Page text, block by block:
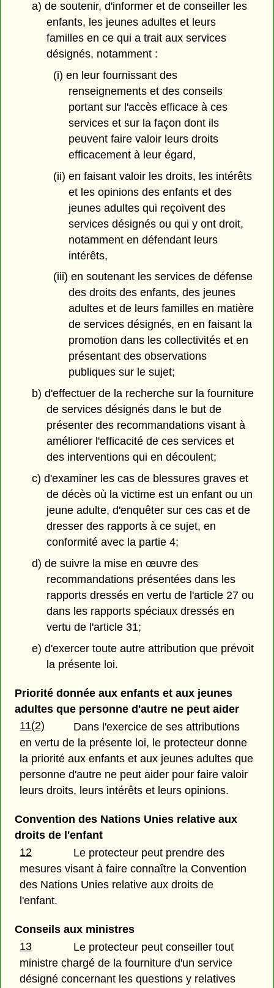
a) de soutenir, d'informer et de conseiller les
enfants, les jeunes adultes et leurs
familles en ce qui a trait aux services
désignés, notamment :
(i) en leur fournissant des
renseignements et des conseils
portant sur l'accès efficace à ces
services et sur la façon dont ils
peuvent faire valoir leurs droits
efficacement à leur égard,
(ii) en faisant valoir les droits, les intérêts
et les opinions des enfants et des
jeunes adultes qui reçoivent des
services désignés ou qui y ont droit,
notamment en défendant leurs
intérêts,
(iii) en soutenant les services de défense
des droits des enfants, des jeunes
adultes et de leurs familles en matière
de services désignés, en en faisant la
promotion dans les collectivités et en
présentant des observations
publiques sur le sujet;
b) d'effectuer de la recherche sur la fourniture
de services désignés dans le but de
présenter des recommandations visant à
améliorer l'efficacité de ces services et
des interventions qui en découlent;
c) d'examiner les cas de blessures graves et
de décès où la victime est un enfant ou un
jeune adulte, d'enquêter sur ces cas et de
dresser des rapports à ce sujet, en
conformité avec la partie 4;
d) de suivre la mise en œuvre des
recommandations présentées dans les
rapports dressés en vertu de l'article 27 ou
dans les rapports spéciaux dressés en
vertu de l'article 31;
e) d'exercer toute autre attribution que prévoit
la présente loi.
Priorité donnée aux enfants et aux jeunes
adultes que personne d'autre ne peut aider
11(2)
Dans l'exercice de ses attributions
en vertu de la présente loi, le protecteur donne
la priorité aux enfants et aux jeunes adultes que
personne d'autre ne peut aider pour faire valoir
leurs droits, leurs intérêts et leurs opinions.
Convention des Nations Unies relative aux
droits de l'enfant
12
Le protecteur peut prendre des
mesures visant à faire connaître la Convention
des Nations Unies relative aux droits de
l'enfant.
Conseils aux ministres
13
Le protecteur peut conseiller tout
ministre chargé de la fourniture d'un service
désigné concernant les questions y relatives